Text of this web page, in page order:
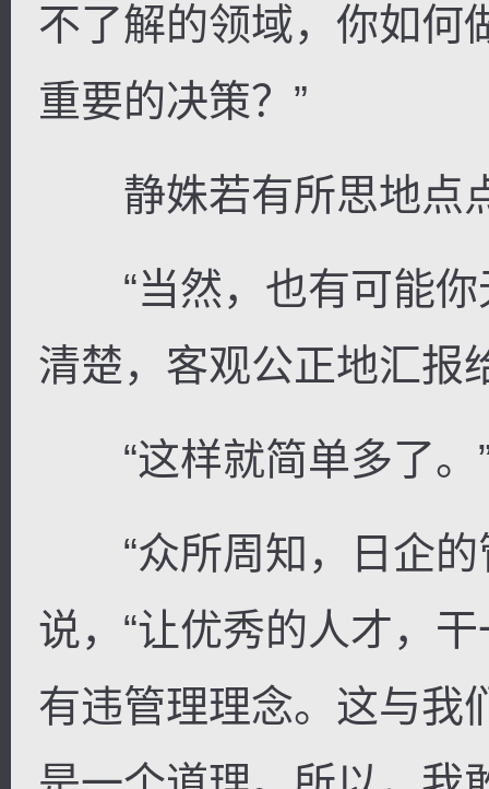
不了解的领域，你如何
重要的决策？”
静姝若有所思地点
“当然，也有可能你
清楚，客观公正地汇报
“这样就简单多了。
“众所周知，日企的
说，“让优秀的人才，
有违管理理念。这与我